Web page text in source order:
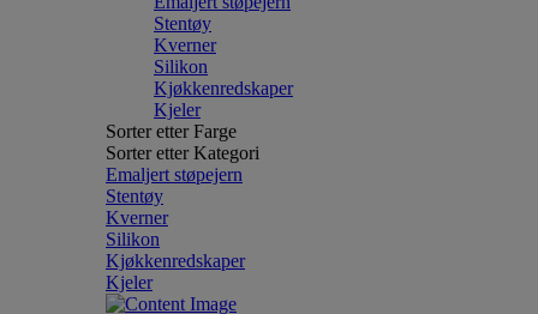
Stentøy
Kverner
Silikon
Kjøkkenredskaper
Kjeler
Sorter etter Farge
Sorter etter Kategori
Emaljert støpejern
Stentøy
Kverner
Silikon
Kjøkkenredskaper
Kjeler